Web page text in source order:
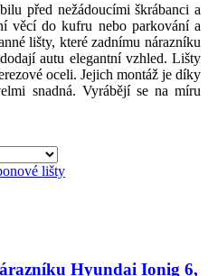
před nežádoucími škrábanci a
věcí do kufru nebo parkování a
lišty, které zadnímu nárazníku
autu elegantní vzhled. Lišty
oceli. Jejich montáž je díky
snadná. Vyrábějí se na míru
lišty
Hyundai Ionig 6,